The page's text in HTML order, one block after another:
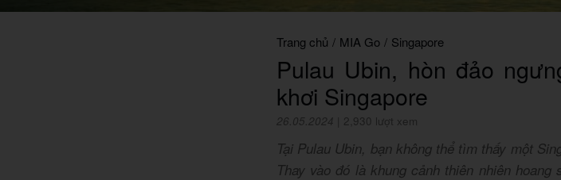
Trang chủ / MIA Go / Singapore
Pulau Ubin, hòn đảo
khơi Singapore
26.05.2024 2,930 lượt xem
Tại Pulau Ubin, bạn không thể tìm thấy một
Thay vào đó là khung cảnh thiên nhiên